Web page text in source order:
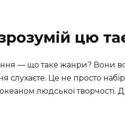
цю
— що таке жанри? Вони
слухаєте. Це не просто набір
людської творчості.